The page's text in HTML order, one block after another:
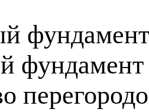
фундамент
фундамент